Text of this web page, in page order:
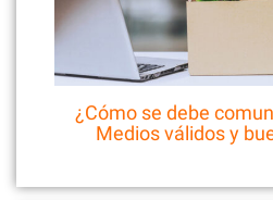
¿Cómo se debe
Medios válidos y